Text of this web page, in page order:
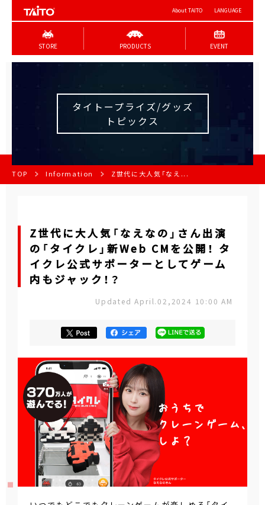
About TAITO LANGUAGE
STORE PRODUCTS EVENT
タイトープライズ/グッズ
トピックス
TOP Information Z世代に大人気「なえ...
Z世代に大人気「なえなの」さん出演
の「タイクレ」新Web CMを公開！ タ
イクレ公式サポーターとしてゲーム
内もジャック！？
Updated April.02,2024 10:00 AM